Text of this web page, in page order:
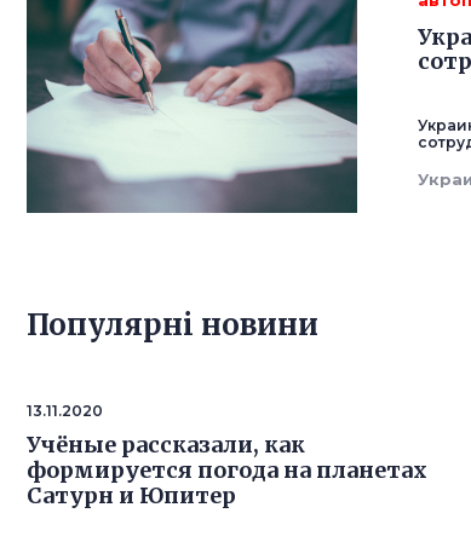
Популярнi новини
13.11.2020
Учёные рассказали, как
формируется погода на планетах
Сатурн и Юпитер